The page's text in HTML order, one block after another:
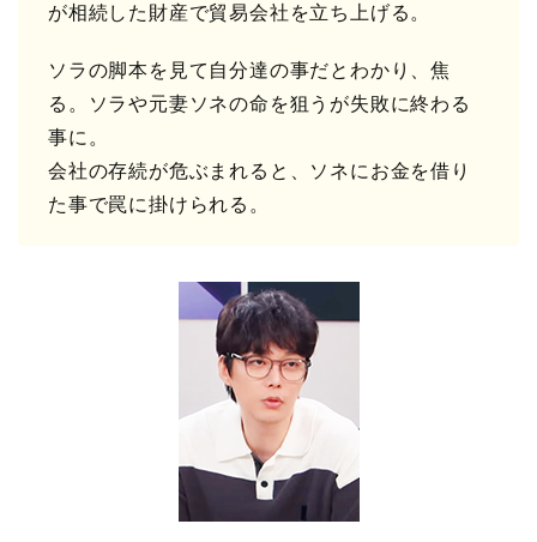
が相続した財産で貿易会社を立ち上げる。
ソラの脚本を見て自分達の事だとわかり、焦
る。ソラや元妻ソネの命を狙うが失敗に終わる
事に。
会社の存続が危ぶまれると、ソネにお金を借り
た事で罠に掛けられる。